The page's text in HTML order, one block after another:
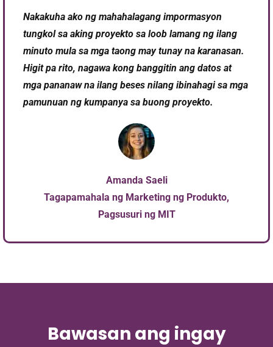
Nakakuha ako ng mahahalagang impormasyon
tungkol sa aking proyekto sa loob lamang ng ilang
minuto mula sa mga taong may tunay na karanasan.
Higit pa rito, nagawa kong banggitin ang datos at
mga pananaw na ilang beses nilang ibinahagi sa mga
pamunuan ng kumpanya sa buong proyekto.
Amanda Saeli
Tagapamahala ng Marketing ng Produkto,
Pagsusuri ng MIT
Bawasan ang ingay